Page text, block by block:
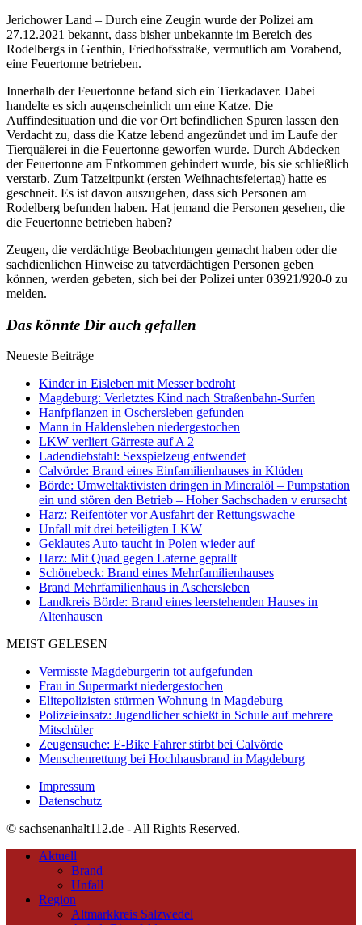
Jerichower Land – Durch eine Zeugin wurde der Polizei am
27.12.2021 bekannt, dass bisher unbekannte im Bereich des
Rodelbergs in Genthin, Friedhofsstraße, vermutlich am Vorabend,
eine Feuertonne betrieben.
Innerhalb der Feuertonne befand sich ein Tierkadaver. Dabei
handelte es sich augenscheinlich um eine Katze. Die
Auffindesituation und die vor Ort befindlichen Spuren lassen den
Verdacht zu, dass die Katze lebend angezündet und im Laufe der
Tierquälerei in die Feuertonne geworfen wurde. Durch Abdecken
der Feuertonne am Entkommen gehindert wurde, bis sie schließlich
verstarb. Zum Tatzeitpunkt (ersten Weihnachtsfeiertag) hatte es
geschneit. Es ist davon auszugehen, dass sich Personen am
Rodelberg befunden haben. Hat jemand die Personen gesehen, die
die Feuertonne betrieben haben?
Zeugen, die verdächtige Beobachtungen gemacht haben oder die
sachdienlichen Hinweise zu tatverdächtigen Personen geben
können, werden gebeten, sich bei der Polizei unter 03921/920-0 zu
melden.
Das könnte Dir auch gefallen
Neueste Beiträge
Kinder in Eisleben mit Messer bedroht
Magdeburg: Verletztes Kind nach Straßenbahn-Surfen
Hanfpflanzen in Oschersleben gefunden
Mann in Haldensleben niedergestochen
LKW verliert Gärreste auf A 2
Ladendiebstahl: Sexspielzeug entwendet
Calvörde: Brand eines Einfamilienhauses in Klüden
Börde: Umweltaktivisten dringen in Mineralöl – Pumpstation
ein und stören den Betrieb – Hoher Sachschaden v erursacht
Harz: Reifentöter vor Ausfahrt der Rettungswache
Unfall mit drei beteiligten LKW
Geklautes Auto taucht in Polen wieder auf
Harz: Mit Quad gegen Laterne geprallt
Schönebeck: Brand eines Mehrfamilienhauses
Brand Mehrfamilienhaus in Aschersleben
Landkreis Börde: Brand eines leerstehenden Hauses in
Altenhausen
MEIST GELESEN
Vermisste Magdeburgerin tot aufgefunden
Frau in Supermarkt niedergestochen
Elitepolizisten stürmen Wohnung in Magdeburg
Polizeieinsatz: Jugendlicher schießt in Schule auf mehrere
Mitschüler
Zeugensuche: E-Bike Fahrer stirbt bei Calvörde
Menschenrettung bei Hochhausbrand in Magdeburg
Impressum
Datenschutz
© sachsenanhalt112.de - All Rights Reserved.
Aktuell
Brand
Unfall
Region
Altmarkkreis Salzwedel